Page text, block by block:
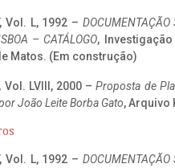
Vol. L, 1992 – DOCUMENTAÇÃO
– CATÁLOGO,
Matos. (Em construção)
Vol. LVIII, 2000 –Proposta de
João Leite Borba Gato, Arquivo
Vol. L, 1992 – DOCUMENTAÇÃO